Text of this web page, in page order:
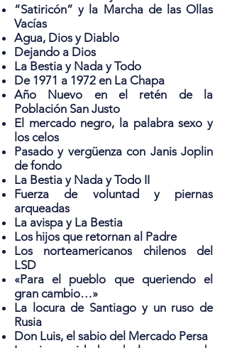
“Satiricón” y la Marcha de las Ollas
Vacías
Agua, Dios y Diablo
Dejando a Dios
La Bestia y Nada y Todo
De 1971 a 1972 en La Chapa
Año Nuevo en el retén de la
Población San Justo
El mercado negro, la palabra sexo y
los celos
Pasado y vergüenza con Janis Joplin
de fondo
La Bestia y Nada y Todo II
Fuerza de voluntad y piernas
arqueadas
La avispa y La Bestia
Los hijos que retornan al Padre
Los norteamericanos chilenos del
LSD
«Para el pueblo que queriendo el
gran cambio…»
La locura de Santiago y un ruso de
Rusia
Don Luis, el sabio del Mercado Persa